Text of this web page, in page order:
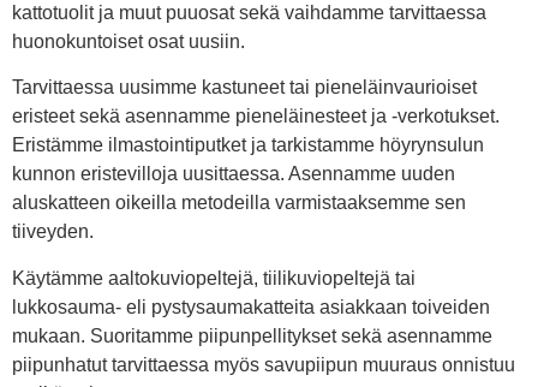
kattotuolit ja muut puuosat sekä vaihdamme tarvittaessa
huonokuntoiset osat uusiin.
Tarvittaessa uusimme kastuneet tai pieneläinvaurioiset
eristeet sekä asennamme pieneläinesteet ja -verkotukset.
Eristämme ilmastointiputket ja tarkistamme höyrynsulun
kunnon eristevilloja uusittaessa. Asennamme uuden
aluskatteen oikeilla metodeilla varmistaaksemme sen
tiiveyden.
Käytämme aaltokuviopeltejä, tiilikuviopeltejä tai
lukkosauma- eli pystysaumakatteita asiakkaan toiveiden
mukaan. Suoritamme piipunpellitykset sekä asennamme
piipunhatut tarvittaessa myös savupiipun muuraus onnistuu